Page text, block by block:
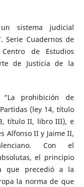
sistema judicial
Serie Cuadernos de
de Estudios
de Justicia de la
“La prohibición de
(ley 14, título
título II, libro III), e
Alfonso II y Jaime II,
Con el
el principio
que precedió a la
la norma de que